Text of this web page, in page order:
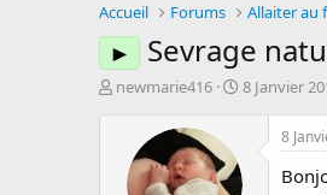
Accueil Forums Allaiter au
► Sevrage
D
newmarie416
D
d
8 Janvier
8